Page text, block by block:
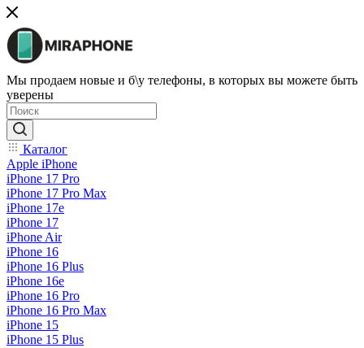
Мы продаем новые и б\у телефоны, в которых вы можете быть
уверены
Каталог
Apple iPhone
iPhone 17 Pro
iPhone 17 Pro Max
iPhone 17e
iPhone 17
iPhone Air
iPhone 16
iPhone 16 Plus
iPhone 16e
iPhone 16 Pro
iPhone 16 Pro Max
iPhone 15
iPhone 15 Plus